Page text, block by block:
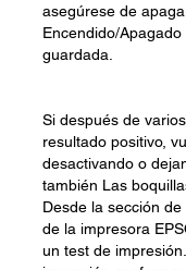
asegúrese de
Encendido/
guardada.
Si después de
resultado positivo,
desactivando o
también Las
Desde la sección
de la impresora
un test de